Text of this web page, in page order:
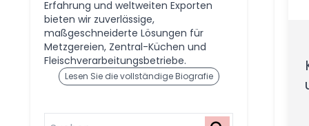
Erfahrung und weltweiten Exporten
bieten wir zuverlässige,
maßgeschneiderte Lösungen für
Metzgereien, Zentral-Küchen und
Fleischverarbeitungsbetriebe.
Lesen Sie die vollständige Biografie